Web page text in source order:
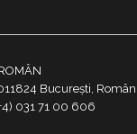
București,
031 71 00 606